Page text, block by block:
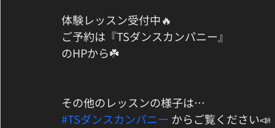
体験レッスン受付中🔥
ご予約は『TSダンスカンパニー』
のHPから☘️
その他のレッスンの様子は…
#TSダンスカンパニー からご覧ください📣